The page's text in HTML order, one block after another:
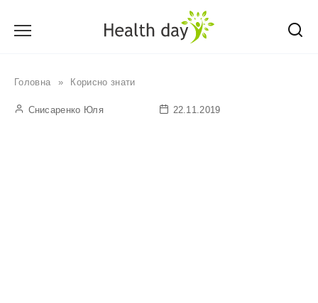
Головна » Корисно знати
Снисаренко Юля 22.11.2019